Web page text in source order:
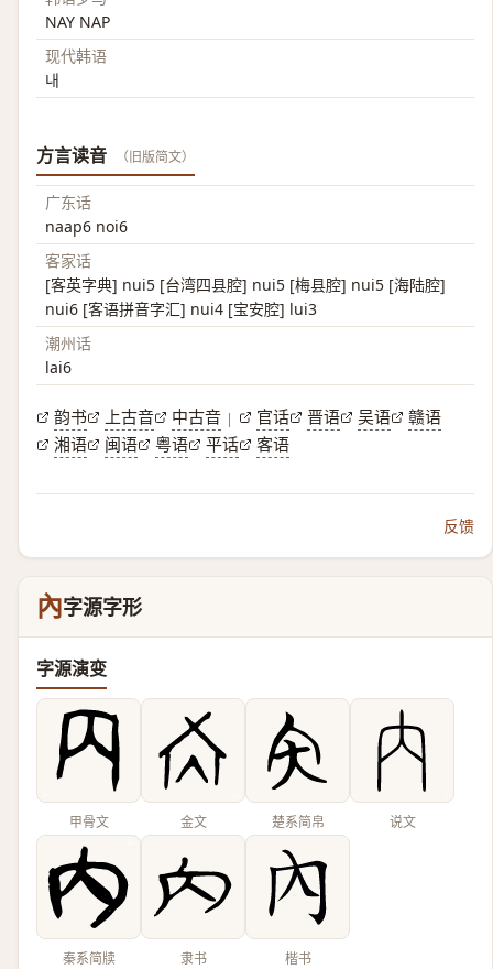
NAY NAP
现代韩语
내
方言读音 （旧版简文）
广东话
naap6 noi6
客家话
[客英字典] nui5 [台湾四县腔] nui5 [梅县腔] nui5 [海陆腔]
nui6 [客语拼音字汇] nui4 [宝安腔] lui3
潮州话
lai6
韵书 上古音 中古音 | 官话 晋语 吴语
赣语
湘语
闽语 粤语 平话 客语
反馈
內字源字形
字源演变
甲骨文 金文 楚系简帛 说文
秦系简牍 隶书 楷书